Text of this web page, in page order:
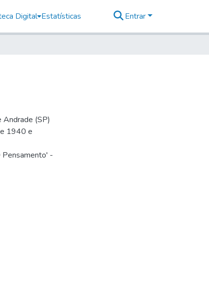
Digital Estatísticas Entrar
Andrade (SP)
1940 e
Pensamento' -